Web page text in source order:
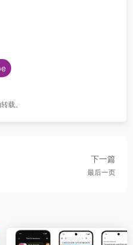
载。
下一篇
最后一页